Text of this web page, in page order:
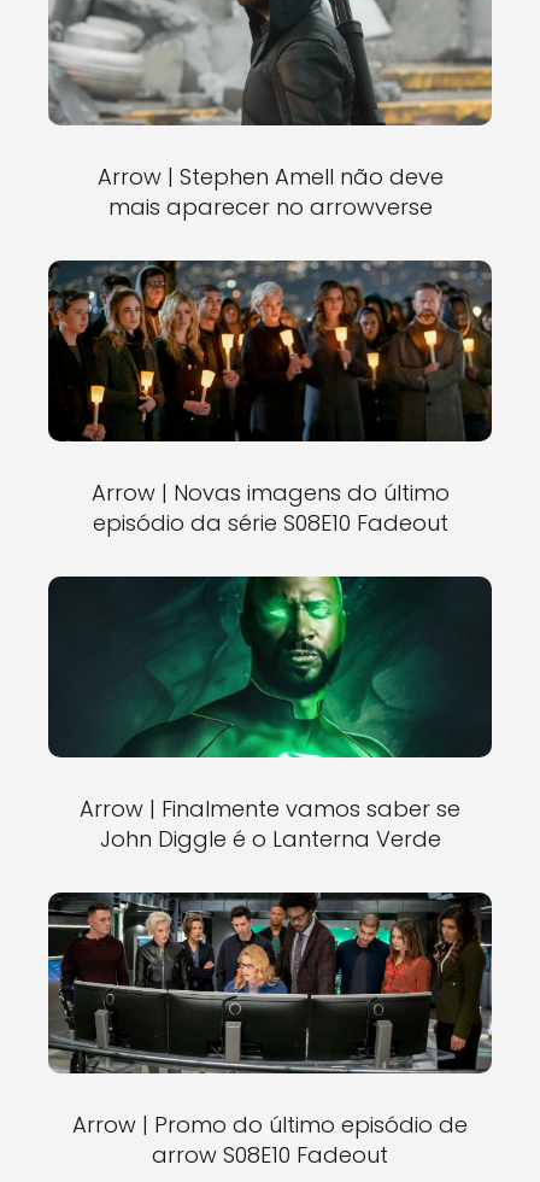
Arrow | Stephen Amell não deve
mais aparecer no arrowverse
Arrow | Novas imagens do último
episódio da série S08E10 Fadeout
Arrow | Finalmente vamos saber se
John Diggle é o Lanterna Verde
Arrow | Promo do último episódio de
arrow S08E10 Fadeout